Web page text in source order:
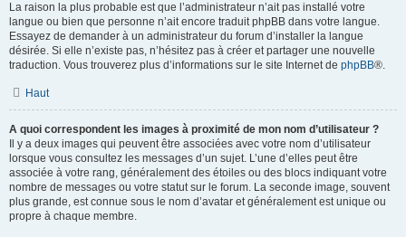
La raison la plus probable est que l’administrateur n’ait pas installé votre
langue ou bien que personne n’ait encore traduit phpBB dans votre langue.
Essayez de demander à un administrateur du forum d’installer la langue
désirée. Si elle n’existe pas, n’hésitez pas à créer et partager une nouvelle
traduction. Vous trouverez plus d’informations sur le site Internet de phpBB®.
Haut
A quoi correspondent les images à proximité de mon nom d’utilisateur ?
Il y a deux images qui peuvent être associées avec votre nom d’utilisateur
lorsque vous consultez les messages d’un sujet. L’une d’elles peut être
associée à votre rang, généralement des étoiles ou des blocs indiquant votre
nombre de messages ou votre statut sur le forum. La seconde image, souvent
plus grande, est connue sous le nom d’avatar et généralement est unique ou
propre à chaque membre.